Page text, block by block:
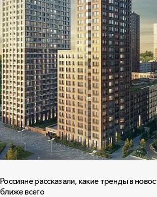
Россияне рассказали, какие тренды в
ближе всего